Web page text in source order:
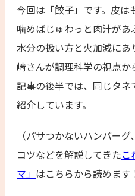
今回は「餃子」です。皮は
噛めばじゅわっと肉汁があ
水分の扱い方と火加減に
﨑さんが調理科学の視点か
記事の後半では、同じタ
紹介しています。
（パサつかないハンバー
コツなどを解説してきたこ
マ」 はこちらから読めます